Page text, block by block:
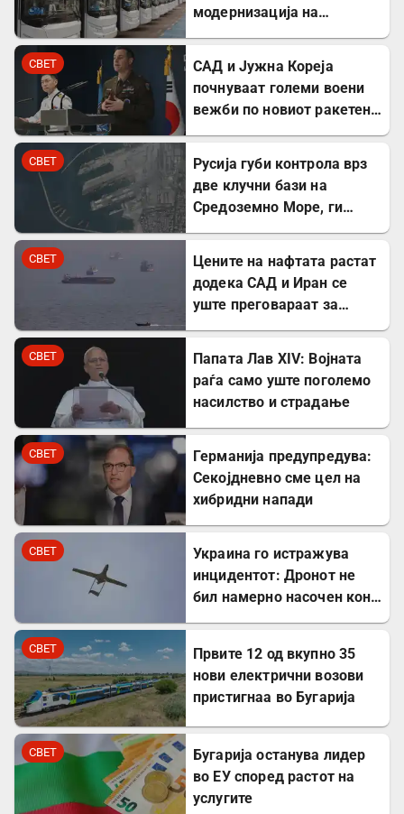
модернизација на
СВЕТ
САД и Јужна Кореја
почнуваат големи воени
вежби по новиот ракетен
СВЕТ
Русија губи контрола врз
две клучни бази на
Средоземно Море, ги
СВЕТ
Цените на нафтата растат
додека САД и Иран се
уште преговараат за
СВЕТ
Папата Лав XIV: Војната
раѓа само уште поголемо
насилство и страдање
СВЕТ
Германија предупредува:
Секојдневно сме цел на
хибридни напади
СВЕТ
Украина го истражува
инцидентот: Дронот не
бил намерно насочен кон
СВЕТ
Првите 12 од вкупно 35
нови електрични возови
пристигнаа во Бугарија
СВЕТ
Бугарија останува лидер
во ЕУ според растот на
услугите